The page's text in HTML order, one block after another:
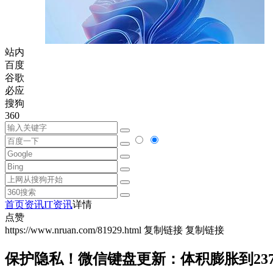
站内
百度
谷歌
必应
搜狗
360
首页资讯IT资讯详情
点赞
https://www.nruan.com/81929.html 复制链接 复制链接
保护隐私！微信键盘更新：体积膨胀到